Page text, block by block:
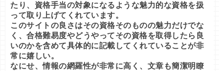
たり、資格手当の対象になるような魅力的な資格を扱
って取り上げてくれています。
このサイトの良さはその資格そのものの魅力だけでな
く、合格難易度やどうやってその資格を取得したら良
いのかを含めて具体的に記載してくれていることが非
常に嬉しい。
なにせ、情報の網羅性が非常に高く、文章も簡潔明瞭